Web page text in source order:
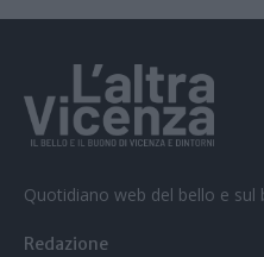
Quotidiano web del bello e sul
Redazione